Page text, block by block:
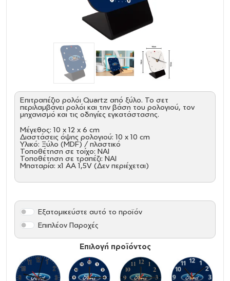
Επιτραπέζιο ρολόι Quartz από ξύλο. Το σετ
περιλαμβάνει ρολόι και την βάση του ρολογιού, τον
μηχανισμό και τις οδηγίες εγκατάστασης.
Μέγεθος: 10 x 12 x 6 cm
Διαστάσεις όψης ρολογιού: 10 x 10 cm
Υλικό: Ξύλο (MDF) / πλαστικό
Τοποθέτηση σε τοίχο: ΝΑΙ
Τοποθέτηση σε τραπέζι: ΝΑΙ
Μπαταρία: x1 AA 1,5V (Δεν περιέχεται)
Επιλογή προϊόντος
Εξατομικεύστε αυτό το προϊόν
Επιπλέον Παροχές